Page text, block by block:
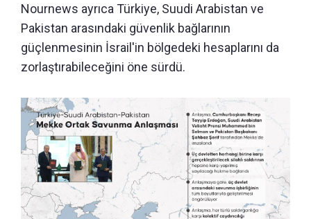
Nournews ayrıca Türkiye, Suudi Arabistan ve
Pakistan arasındaki güvenlik bağlarının
güçlenmesinin İsrail'in bölgedeki hesaplarını da
zorlaştırabileceğini öne sürdü.